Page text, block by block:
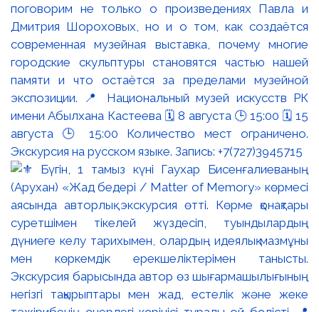
поговорим не только о произведениях Павла и
Дмитрия Шороховых, но и о том, как создаётся
современная музейная выставка, почему многие
городские скульптуры становятся частью нашей
памяти и что остаётся за пределами музейной
экспозиции. 📍 Национальный музей искусств РК
имени Абылхана Кастеева 🗓 8 августа 🕒 15:00 🗓 15
августа 🕒 15:00 Количество мест ограничено.
Экскурсия на русском языке. Запись: +7(727)3945715